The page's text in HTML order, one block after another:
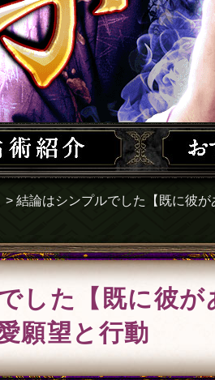
> 結論はシンプルでした【既に彼
した【既に彼が
願望と行動